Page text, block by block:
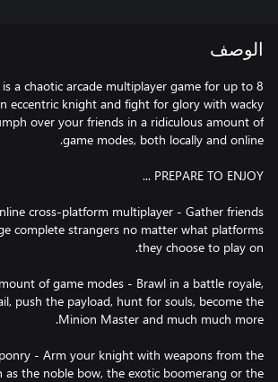
الوصف
a chaotic arcade multiplayer game for up to 8
eccentric knight and fight for glory with wacky
over your friends in a ridiculous amount of
cross-platform multiplayer - Gather friends
complete strangers no matter what platforms
of game modes - Brawl in a battle royale,
push the payload, hunt for souls, become the
- Arm your knight with weapons from the
as the noble bow, the exotic boomerang or the